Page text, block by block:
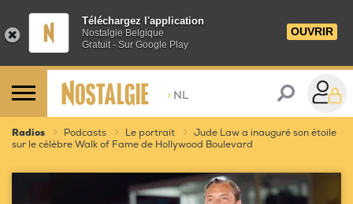
Téléchargez l'application
Nostalgie Belgique
Gratuit - Sur Google Play
OUVRIR
> NL
Radios Podcasts Le portrait
Jude Law a inauguré son étoile
sur le célèbre Walk of Fame de Hollywood Boulevard